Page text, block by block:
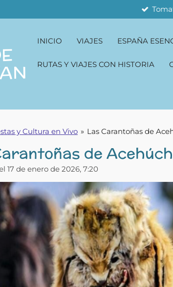
Festa
INICIO VIAJES ESPAÑA
RUTAS Y VIAJES CON HISTORIA
y Cultura en Vivo » Las Carantoñas de
de
17 de enero de 2026, 7:20